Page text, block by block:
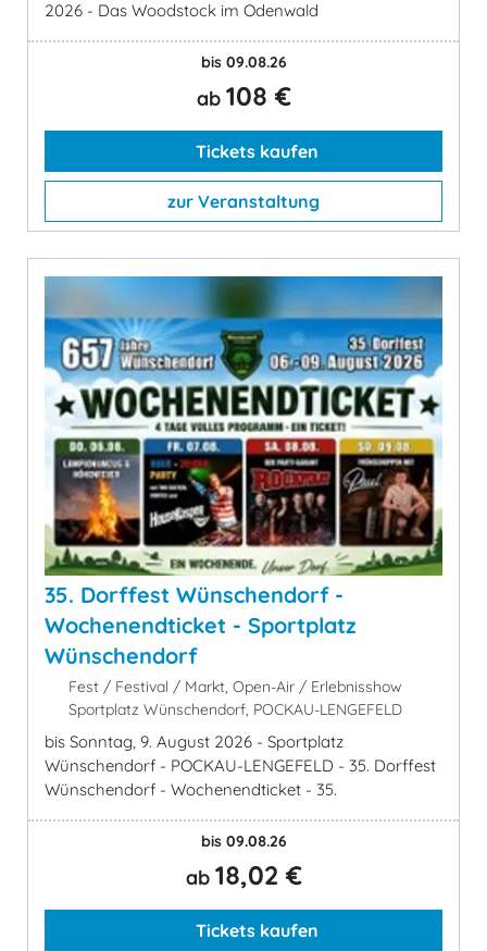
2026 - Das Woodstock im Odenwald
bis 09.08.26
ab 108 €
Tickets kaufen
zur Veranstaltung
35. Dorffest Wünschendorf -
Wochenendticket - Sportplatz
Wünschendorf
Fest / Festival / Markt, Open-Air / Erlebnisshow
Sportplatz Wünschendorf, POCKAU-LENGEFELD
bis Sonntag, 9. August 2026 - Sportplatz
Wünschendorf - POCKAU-LENGEFELD - 35. Dorffest
Wünschendorf - Wochenendticket - 35.
bis 09.08.26
ab 18,02 €
Tickets kaufen